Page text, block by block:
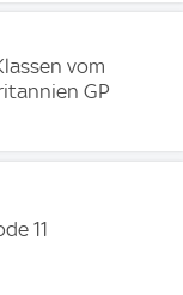
vom
GP
11